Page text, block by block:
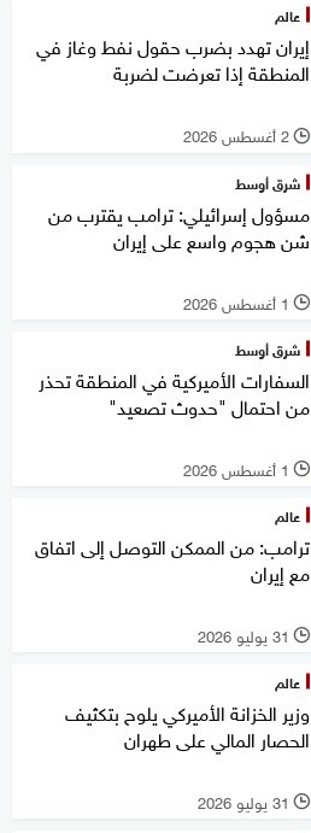
عالم
إيران تهدد بضرب حقول نفط وغاز في
المنطقة إذا تعرضت لضربة
l 2 أغسطس 2026
شرق أوسط
مسؤول إسرائيلي: ترامب يقترب من
شن هجوم واسع على إيران
l 1 أغسطس 2026
شرق أوسط
السفارات الأميركية في المنطقة تحذر
من احتمال "حدوث تصعيد"
l 1 أغسطس 2026
عالم
ترامب: من الممكن التوصل إلى اتفاق
مع إيران
l 31 يوليو 2026
عالم
وزير الخزانة الأميركي يلوح بتكثيف
الحصار المالي على طهران
l 31 يوليو 2026